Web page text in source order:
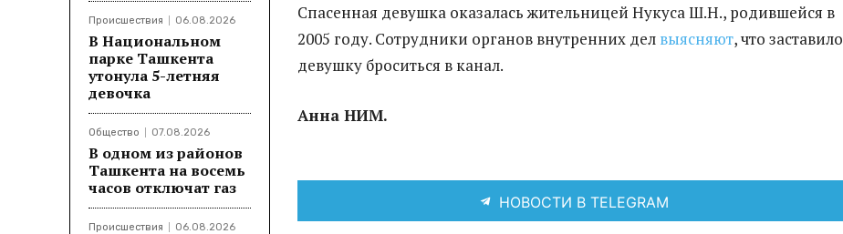
Происшествия 06.08.2026
В Национальном
парке Ташкента
утонула 5-летняя
девочка
Общество 07.08.2026
В одном из районов
Ташкента на восемь
часов отключат газ
Происшествия 06.08.2026
Спасенная девушка оказалась жительницей Нукуса Ш.Н., родившейся в
2005 году. Сотрудники органов внутренних дел выясняют, что заставило
девушку броситься в канал.
Анна НИМ.
НОВОСТИ В TELEGRAM